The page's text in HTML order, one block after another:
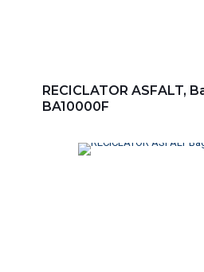
RECICLATOR ASFALT,
BA10000F